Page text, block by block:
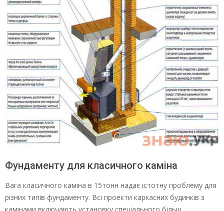
Фундаменту для класичного каміна
Вага класичного каміна в 15тонн надає істотну проблему для
різних типів фундаменту. Всі проекти каркасних будинків з
камінами включають установку спеціального більш